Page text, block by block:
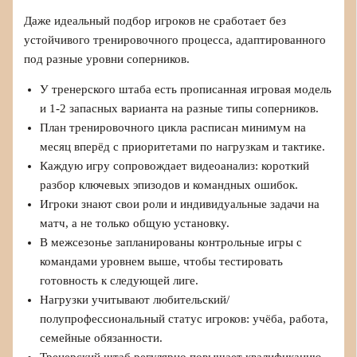
Даже идеальный подбор игроков не сработает без
устойчивого тренировочного процесса, адаптированного
под разные уровни соперников.
У тренерского штаба есть прописанная игровая модель
и 1-2 запасных варианта на разные типы соперников.
План тренировочного цикла расписан минимум на
месяц вперёд с приоритетами по нагрузкам и тактике.
Каждую игру сопровождает видеоанализ: короткий
разбор ключевых эпизодов и командных ошибок.
Игроки знают свои роли и индивидуальные задачи на
матч, а не только общую установку.
В межсезонье запланированы контрольные игры с
командами уровнем выше, чтобы тестировать
готовность к следующей лиге.
Нагрузки учитывают любительский/
полупрофессиональный статус игроков: учёба, работа,
семейные обязанности.